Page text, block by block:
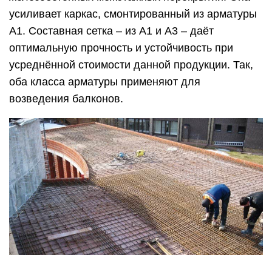
усиливает каркас, смонтированный из арматуры
А1. Составная сетка – из А1 и А3 – даёт
оптимальную прочность и устойчивость при
усреднённой стоимости данной продукции. Так,
оба класса арматуры применяют для
возведения балконов.